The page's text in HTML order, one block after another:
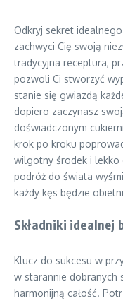
Odkryj sekret
zachwyci Cię swoją
tradycyjna receptura,
pozwoli Ci stworzyć
stanie się gwiazdą
dopiero zaczynasz
doświadczonym
krok po kroku
wilgotny środek i lekko
podróż do świata
każdy kęs będzie
Składniki idealnej
Klucz do sukcesu w
w starannie dobranych
harmonijną całość.